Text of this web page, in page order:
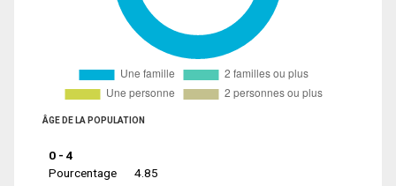
ÂGE DE LA POPULATION
0 - 4
Pourcentage
4.85